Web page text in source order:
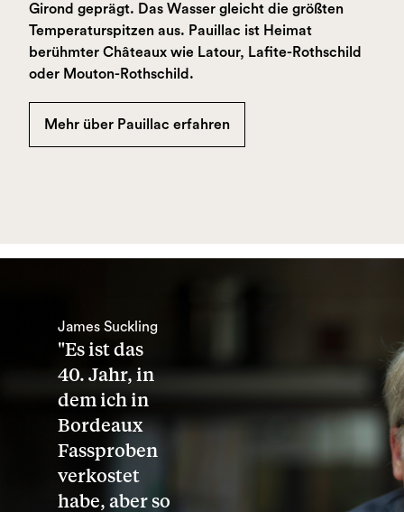
Girond geprägt. Das Wasser gleicht die größten
Temperaturspitzen aus. Pauillac ist Heimat
berühmter Châteaux wie Latour, Lafite-Rothschild
oder Mouton-Rothschild.
Mehr über Pauillac erfahren
James Suckling
"Es ist das
40. Jahr, in
dem ich in
Bordeaux
Fassproben
verkostet
habe, aber so